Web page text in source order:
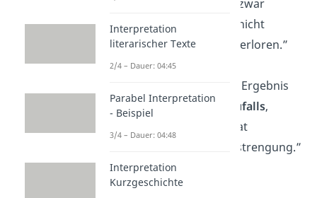
„Werkämpft
, kann zwar
verlieren, aber wer nicht
kämpft, hat schon verloren.”
„Erfolg ist nicht das Ergebnis
eines glücklichen
Zufalls,
sondern das Resultat
kontinuierlicher Anstrengung.”
—Napoleon Hill
Interpretation
literarischer Texte
2/4 – Dauer: 04:45
Parabel Interpretation
- Beispiel
3/4 – Dauer: 04:48
Interpretation
Kurzgeschichte